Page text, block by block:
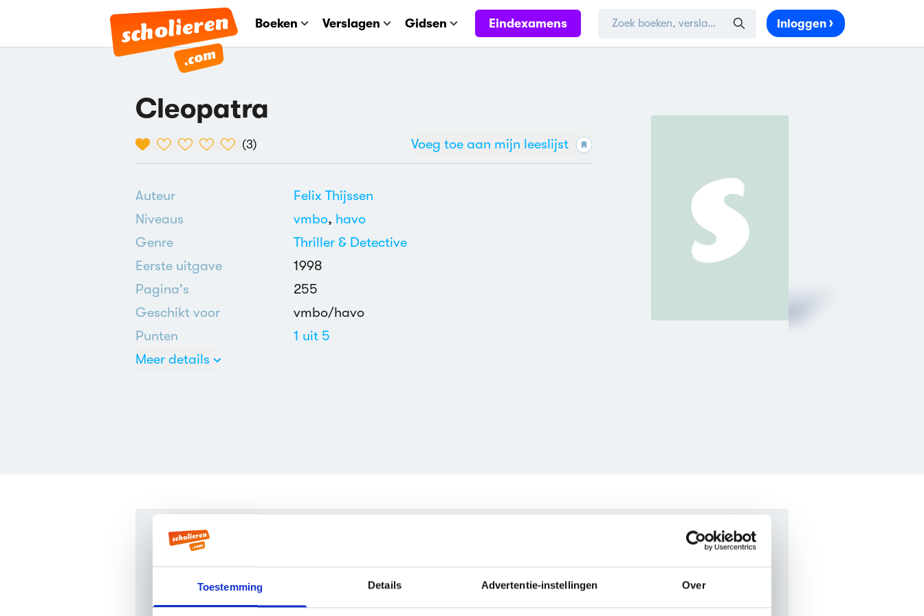
Toestemming Details Advertentie-instellingen Over
Boeken Verslagen Gidsen Eindexamens Inloggen
Cleopatra
(3) Voeg toe aan mijn leeslijst
Auteur
Felix Thijssen
Niveaus
vmbo, havo
Genre
Thriller & Detective
Eerste uitgave
1998
Pagina's
255
Geschikt voor
vmbo/havo
Punten
1 uit 5
Meer details
Veelgestelde vragen over Cleopatra
Wie schreef Cleopatra?
Cleopatra werd geschreven doorFelix Thijssen. Felix
Wat is het genre van Cleopatra?
Het genre van Cleopatra isThriller & Detective.